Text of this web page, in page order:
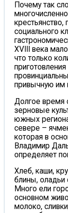
Почему так
крестьянство,
социального
XVIII века
что только
привычную им
Долгое время
зерновые
южных
севере –
которая в
Владимир
определяет
Хлеб, каши,
блины, оладьи
Много ели
основном
молоко,